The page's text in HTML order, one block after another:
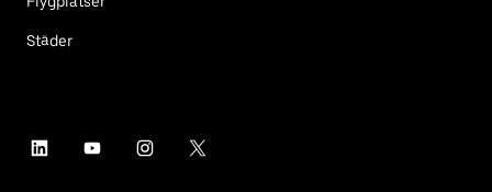
Städer